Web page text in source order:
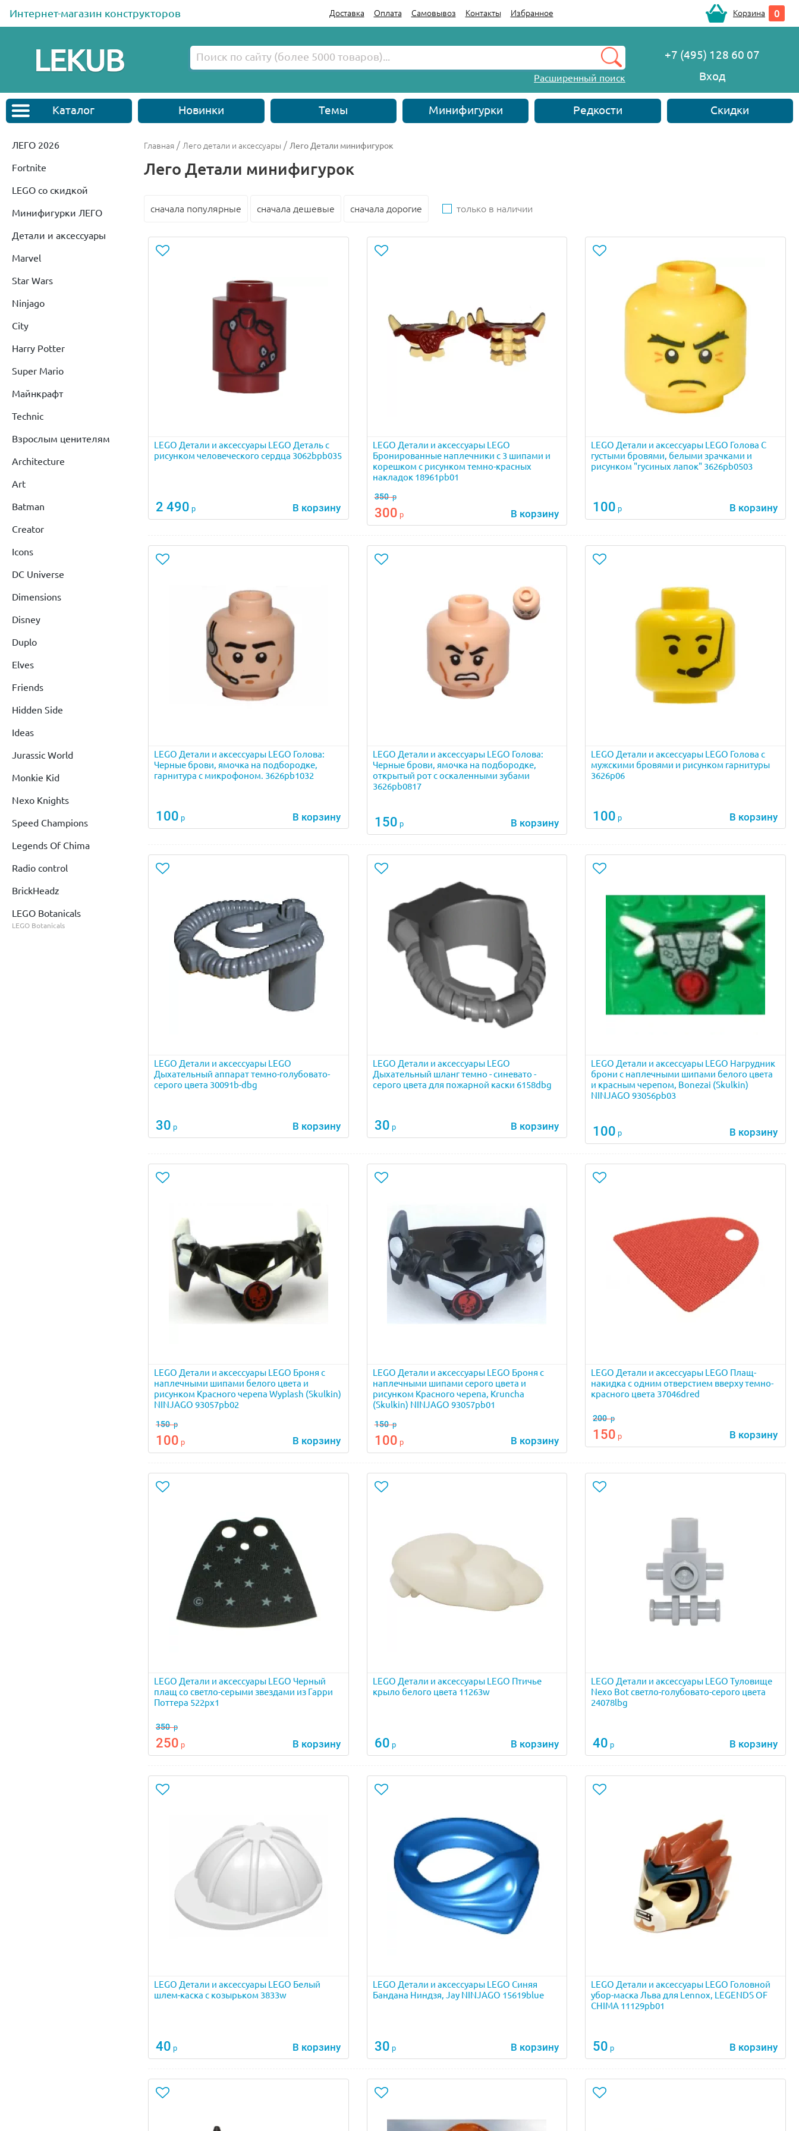
Интернет-магазин конструкторов Доставка Оплата Самовывоз Контакты Избранное Корзина 0
Расширенный поиск
+7 (495) 128 60 07
Вход
Каталог Новинки Темы Минифигурки Редкости Скидки
ЛЕГО 2026
Fortnite
LEGO со скидкой
Минифигурки ЛЕГО
Детали и аксессуары
Marvel
Star Wars
Ninjago
City
Harry Potter
Super Mario
Майнкрафт
Technic
Взрослым ценителям
Architecture
Art
Batman
Creator
Icons
DC Universe
Dimensions
Disney
Duplo
Elves
Friends
Hidden Side
Ideas
Jurassic World
Monkie Kid
Nexo Knights
Speed Champions
Legends Of Chima
Radio control
BrickHeadz
LEGO Botanicals
LEGO Botanicals
Главная/ Лего детали и аксессуары / Лего Детали минифигурок
Лего Детали минифигурок
сначала популярные сначала дешевые сначала дорогие только в наличии
LEGO Детали и аксессуары LEGO Деталь с
рисунком человеческого сердца 3062bpb035
2 490 р В корзину
LEGO Детали и аксессуары LEGO
Бронированные наплечники с 3 шипами и
корешком с рисунком темно-красных
накладок 18961pb01
350р
300 р В корзину
LEGO Детали и аксессуары LEGO Голова С
густыми бровями, белыми зрачками и
рисунком "гусиных лапок" 3626pb0503
100 р В корзину
LEGO Детали и аксессуары LEGO Голова:
Черные брови, ямочка на подбородке,
гарнитура с микрофоном. 3626pb1032
100 р В корзину
LEGO Детали и аксессуары LEGO Голова:
Черные брови, ямочка на подбородке,
oткрытый рот с оскаленными зубами
3626pb0817
150 р В корзину
LEGO Детали и аксессуары LEGO Голова с
мужскими бровями и рисунком гарнитуры
3626p06
100 р В корзину
LEGO Детали и аксессуары LEGO
Дыхательный аппарат темно-голубовато-
серого цвета 30091b-dbg
30 р В корзину
LEGO Детали и аксессуары LEGO
Дыхательный шланг темно - синевато -
серого цвета для пожарной каски 6158dbg
30 р В корзину
LEGO Детали и аксессуары LEGO Нагрудник
брони с наплечными шипами белого цвета
и красным черепом, Bonezai (Skulkin)
NINJAGO 93056pb03
100 р В корзину
LEGO Детали и аксессуары LEGO Броня с
наплечными шипами белого цвета и
рисунком Красного черепа Wyplash (Skulkin)
NINJAGO 93057pb02
150р
100 р В корзину
LEGO Детали и аксессуары LEGO Броня с
наплечными шипами серого цвета и
рисунком Красного черепа, Kruncha
(Skulkin) NINJAGO 93057pb01
150р
100 р В корзину
LEGO Детали и аксессуары LEGO Плащ-
накидка с одним отверстием вверху темно-
красного цвета 37046dred
200р
150 р В корзину
LEGO Детали и аксессуары LEGO Черный
плащ со светло-серыми звездами из Гарри
Поттера 522px1
350р
250 р В корзину
LEGO Детали и аксессуары LEGO Птичье
крыло белого цвета 11263w
60 р В корзину
LEGO Детали и аксессуары LEGO Туловище
Nexo Bot светло-голубовато-серого цвета
24078lbg
40 р В корзину
LEGO Детали и аксессуары LEGO Белый
шлем-каска с козырьком 3833w
40 р В корзину
LEGO Детали и аксессуары LEGO Синяя
Бандана Ниндзя, Jay NINJAGO 15619blue
30 р В корзину
LEGO Детали и аксессуары LEGO Головной
убор-маска Льва для Lennox, LEGENDS OF
CHIMA 11129pb01
50 р В корзину